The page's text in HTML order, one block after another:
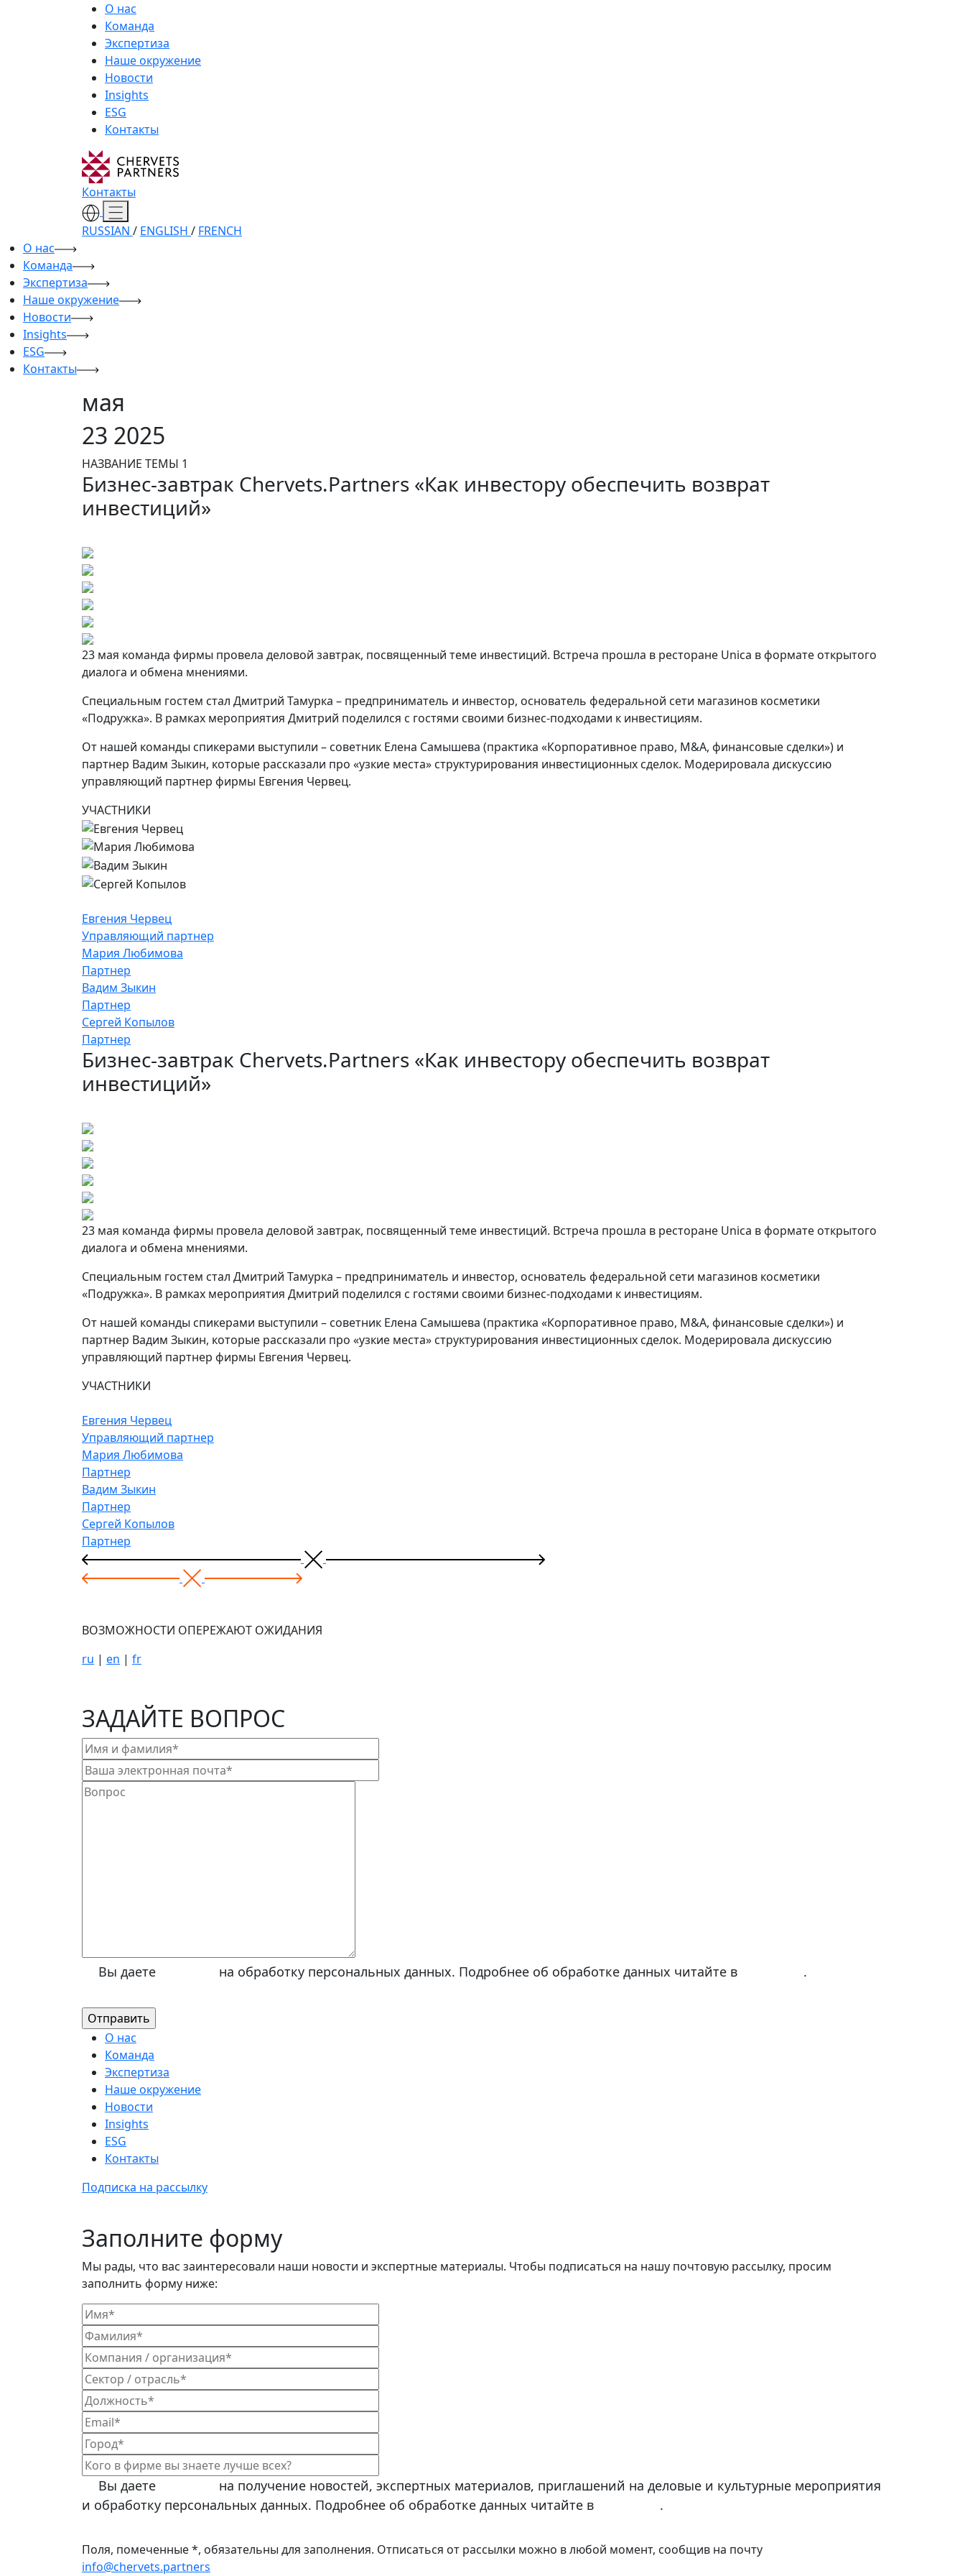
О нас
Команда
Экспертиза
Наше окружение
Новости
Insights
ESG
Контакты
Контакты
RUSSIAN / ENGLISH / FRENCH
О нас
Команда
Экспертиза
Наше окружение
Новости
Insights
ESG
Контакты
мая
23 2025
НАЗВАНИЕ ТЕМЫ 1
Бизнес-завтрак Chervets.Partners «Как инвестору обеспечить возврат
инвестиций»
23 мая команда фирмы провела деловой завтрак, посвященный теме инвестиций. Встреча прошла в ресторане Unica в формате открытого
диалога и обмена мнениями.
Специальным гостем стал Дмитрий Тамурка – предприниматель и инвестор, основатель федеральной сети магазинов косметики
«Подружка». В рамках мероприятия Дмитрий поделился с гостями своими бизнес-подходами к инвестициям.
От нашей команды спикерами выступили – советник Елена Самышева (практика «Корпоративное право, M&A, финансовые сделки») и
партнер Вадим Зыкин, которые рассказали про «узкие места» структурирования инвестиционных сделок. Модерировала дискуссию
управляющий партнер фирмы Евгения Червец.
УЧАСТНИКИ
Евгения Червец
Управляющий­ партнер
Мария Любимова
Партнер
Вадим Зыкин
Партнер
Сергей Копылов
Партнер
Бизнес-завтрак Chervets.Partners «Как инвестору обеспечить возврат
инвестиций»
23 мая команда фирмы провела деловой завтрак, посвященный теме инвестиций. Встреча прошла в ресторане Unica в формате открытого
диалога и обмена мнениями.
Специальным гостем стал Дмитрий Тамурка – предприниматель и инвестор, основатель федеральной сети магазинов косметики
«Подружка». В рамках мероприятия Дмитрий поделился с гостями своими бизнес-подходами к инвестициям.
От нашей команды спикерами выступили – советник Елена Самышева (практика «Корпоративное право, M&A, финансовые сделки») и
партнер Вадим Зыкин, которые рассказали про «узкие места» структурирования инвестиционных сделок. Модерировала дискуссию
управляющий партнер фирмы Евгения Червец.
УЧАСТНИКИ
Евгения Червец
Управляющий­ партнер
Мария Любимова
Партнер
Вадим Зыкин
Партнер
Сергей Копылов
Партнер
ВОЗМОЖНОСТИ ОПЕРЕЖАЮТ ОЖИДАНИЯ
ru | en | fr
ЗАДАЙТЕ ВОПРОС
Вы даете на обработку персональных данных. Подробнее об обработке данных читайте в .
О нас
Команда
Экспертиза
Наше окружение
Новости
Insights
ESG
Контакты
Подписка на рассылку
Заполните форму
Мы рады, что вас заинтересовали наши новости и экспертные материалы. Чтобы подписаться на нашу почтовую рассылку, просим
заполнить форму ниже:
Вы даете
на получение новостей, экспертных материалов, приглашений на деловые и культурные мероприятия
и обработку персональных данных. Подробнее об обработке данных читайте в
.
Поля, помеченные *, обязательны для заполнения. Отписаться от рассылки можно в любой момент, сообщив на почту
info@chervets.partners